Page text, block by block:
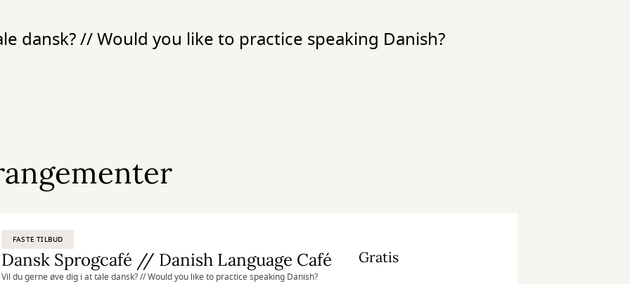
dansk? // Would you like to practice speaking Danish?
FASTE TILBUD
Dansk Sprogcafé // Danish Language Café
Vil du gerne øve dig i at tale dansk? // Would you like to practice speaking Danish?
Gratis